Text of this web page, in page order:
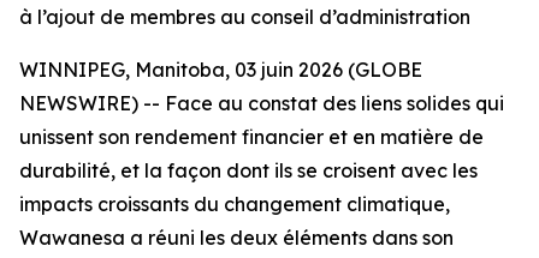
à l’ajout de membres au conseil d’administration
WINNIPEG, Manitoba, 03 juin 2026 (GLOBE
NEWSWIRE) -- Face au constat des liens solides qui
unissent son rendement financier et en matière de
durabilité, et la façon dont ils se croisent avec les
impacts croissants du changement climatique,
Wawanesa a réuni les deux éléments dans son